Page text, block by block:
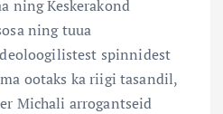
ning Keskerakond
ning tuua
spinnidest
ootaks ka riigi tasandil,
Michali arrogantseid